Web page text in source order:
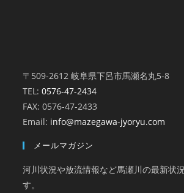
〒509-2612 岐阜県下呂市馬瀬名丸5-8
TEL:0576-47-2434
FAX: 0576-47-2433
Email: info@mazegawa-jyoryu.com
メールマガジン
河川状況や放流情報など馬瀬川の最新状
す。